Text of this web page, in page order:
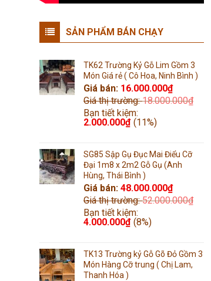
SẢN PHẨM BÁN CHẠY
TK62 Trường Kỷ Gỗ Lim Gồm 3
Món Giá rẻ ( Cô Hoa, Ninh Bình )
Giá bán: 16.000.000₫
Giá thị trường:18.000.000₫
Bạn tiết kiệm:
2.000.000₫ (11%)
SG85 Sập Gụ Đục Mai Điểu Cỡ
Đại 1m8 x 2m2 Gỗ Gụ (Anh
Hùng, Thái Bình )
Giá bán: 48.000.000₫
Giá thị trường:52.000.000₫
Bạn tiết kiệm:
4.000.000₫ (8%)
TK13 Trường kỷ Gỗ Gõ Đỏ Gồm 3
Món Hàng Cỡ trung ( Chị Lam,
Thanh Hóa )